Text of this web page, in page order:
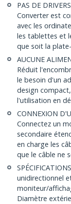
PAS DE
Converter est
avec les
les tablettes et
que soit la
AUCUNE
Réduit
le besoin d'un
design
l'utilisation en
CONNEXION
Connectez un
secondaire
en charge les
que le câble ne
unidirectionnel
moniteur/
Diamètre